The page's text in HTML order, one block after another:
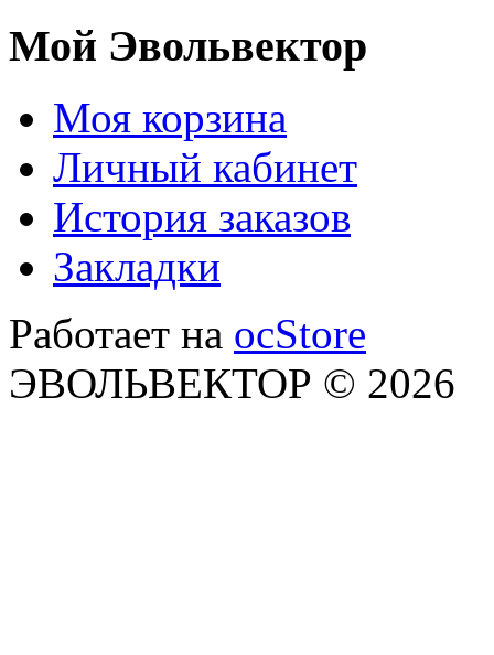
Мой Эвольвектор
Моя корзина
Личный кабинет
История заказов
Закладки
Работает на ocStore
ЭВОЛЬВЕКТОР © 2026